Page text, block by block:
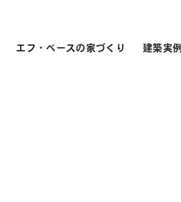
エフ・ベースの家づくり 建築実例